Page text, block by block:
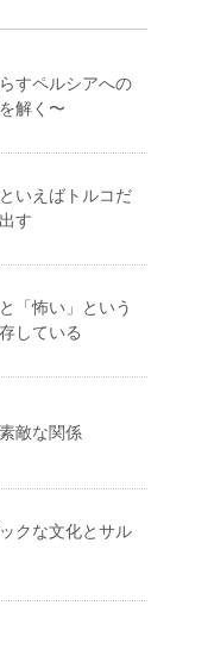
すペルシアへの
解く〜
いえばトルコだ
す
「怖い」という
している
敵な関係
クな文化とサル